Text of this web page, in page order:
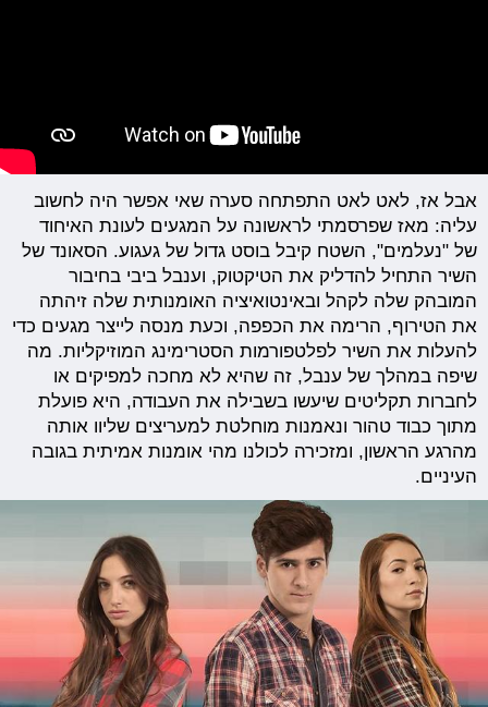
אבל אז, לאט לאט התפתחה סערה שאי אפשר היה לחשוב
עליה: מאז שפרסמתי לראשונה על המגעים לעונת האיחוד
של "נעלמים", השטח קיבל בוסט גדול של געגוע. הסאונד של
השיר התחיל להדליק את הטיקטוק, וענבל ביבי בחיבור
המובהק שלה לקהל ובאינטואיציה האומנותית שלה זיהתה
את הטירוף, הרימה את הכפפה, וכעת מנסה לייצר מגעים כדי
להעלות את השיר לפלטפורמות הסטרימינג המוזיקליות. מה
שיפה במהלך של ענבל, זה שהיא לא מחכה למפיקים או
לחברות תקליטים שיעשו בשבילה את העבודה, היא פועלת
מתוך כבוד טהור ונאמנות מוחלטת למעריצים שליוו אותה
מהרגע הראשון, ומזכירה לכולנו מהי אומנות אמיתית בגובה
העיניים.